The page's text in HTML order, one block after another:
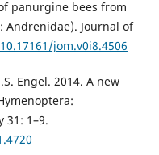
panurgine bees from
Andrenidae). Journal of
jom.v0i8.4506
Engel. 2014. A new
31: 1–9.